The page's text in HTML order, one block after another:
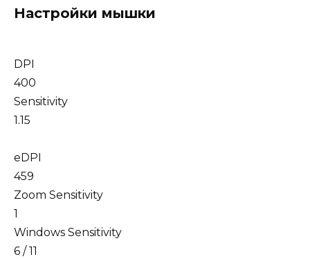
Настройки мышки
DPI
400
Sensitivity
1.15
eDPI
459
Zoom Sensitivity
1
Windows Sensitivity
6 / 11